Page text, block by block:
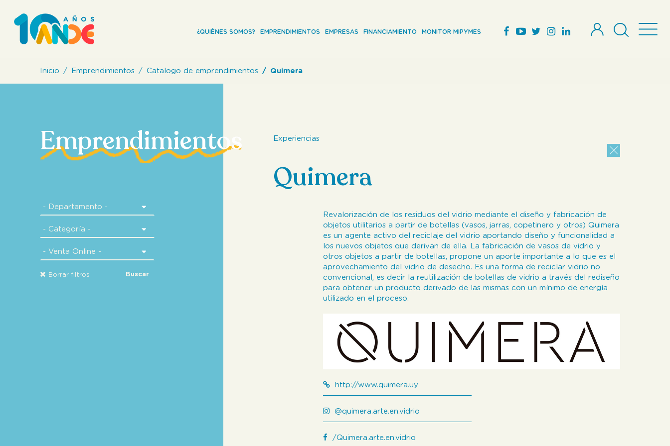
¿QUIÈNES SOMOS? EMPRENDIMIENTOS EMPRESAS FINANCIAMIENTO MONITOR MIPYMES
Inicio Emprendimientos Catalogo de emprendimientos Quimera
Emprendimientos
Borrar filtros Buscar
Experiencias
Quimera
Revalorización de los residuos del vidrio mediante el diseño y fabricación de
objetos utilitarios a partir de botellas (vasos, jarras, copetinero y otros) Quimera
es un agente activo del reciclaje del vidrio aportando diseño y funcionalidad a
los nuevos objetos que derivan de ella. La fabricación de vasos de vidrio y
otros objetos a partir de botellas, propone un aporte importante a lo que es el
aprovechamiento del vidrio de desecho. Es una forma de reciclar vidrio no
convencional, es decir la reutilización de botellas de vidrio a través del rediseño
para obtener un producto derivado de las mismas con un mínimo de energía
utilizado en el proceso.
http://www.quimera.uy
@quimera.arte.en.vidrio
/Quimera.arte.en.vidrio